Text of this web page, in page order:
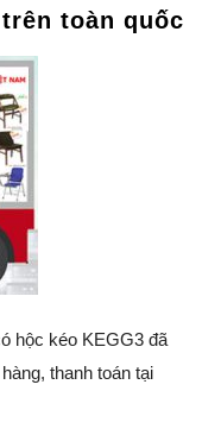
toàn quốc
hộc kéo KEGG3 đã
thanh toán tại